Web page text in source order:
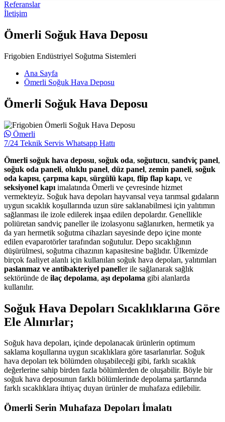
Referanslar
İletişim
Ömerli Soğuk Hava Deposu
Frigobien Endüstriyel Soğutma Sistemleri
Ana Sayfa
Ömerli Soğuk Hava Deposu
Ömerli Soğuk Hava Deposu
Ömerli
7/24 Teknik Servis Whatsapp Hattı
Ömerli soğuk hava deposu, soğuk oda, soğutucu, sandviç panel,
soğuk oda paneli, oluklu panel, düz panel, zemin paneli, soğuk
oda kapısı, çarpma kapı, sürgülü kapı, flip flap kapı, ve
seksiyonel kapı imalatında Ömerli ve çevresinde hizmet
vermekteyiz. Soğuk hava depoları hayvansal veya tarımsal gıdaların
uygun sıcaklık koşullarında uzun süre saklanabilmesi için yalıtımın
sağlanması ile izole edilerek inşaa edilen depolardır. Genellikle
poliüretan sandviç paneller ile izolasyonu sağlanırken, hermetik ya
da yarı hermetik soğutma cihazları sayesinde depo içine monte
edilen evaparotörler tarafından soğutulur. Depo sıcaklığının
düşürülmesi, soğutma cihazının kapasitesine bağlıdır. Ülkemizde
birçok faaliyet alanlı için kullanılan soğuk hava depoları, yalıtımları
paslanmaz ve antibakteriyel paneller ile sağlanarak sağlık
sektöründe de ilaç depolama, aşı depolama gibi alanlarda
kullanılır.
Soğuk Hava Depoları Sıcaklıklarına Göre
Ele Alınırlar;
Soğuk hava depoları, içinde depolanacak ürünlerin optimum
saklama koşullarına uygun sıcaklıklara göre tasarlanırlar. Soğuk
hava depoları tek bölümden oluşabileceği gibi, farklı sıcaklık
değerlerine sahip birden fazla bölümlerden de oluşabilir. Böyle bir
soğuk hava deposunun farklı bölümlerinde depolama şartlarında
farklı sıcaklıklara ihtiyaç duyan ürünler de muhafaza edilebilir.
Ömerli Serin Muhafaza Depoları İmalatı